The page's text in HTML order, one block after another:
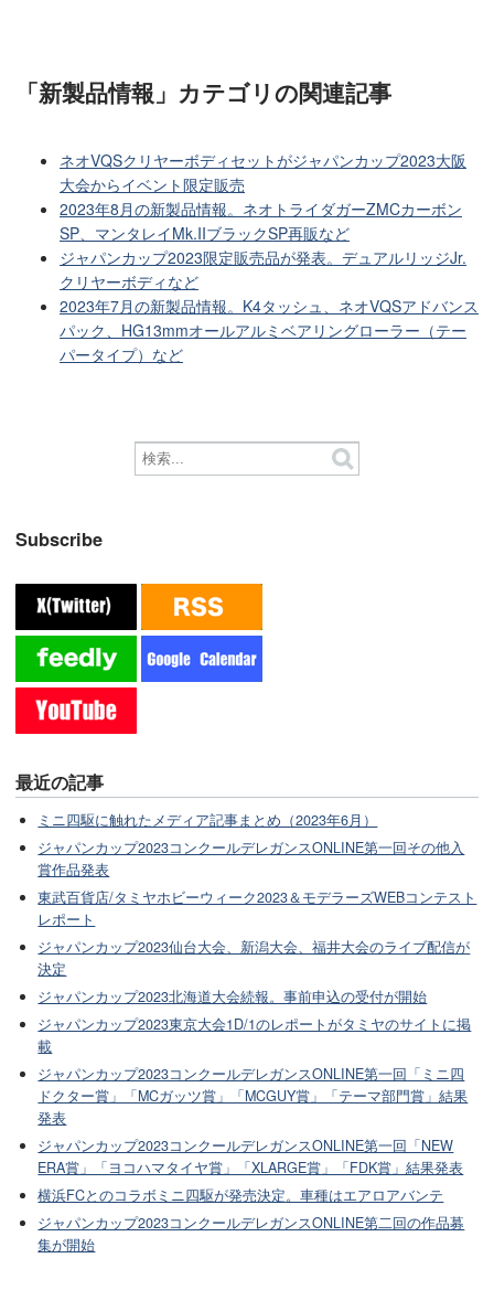
「新製品情報」カテゴリの関連記事
ネオVQSクリヤーボディセットがジャパンカップ2023大阪
大会からイベント限定販売
2023年8月の新製品情報。ネオトライダガーZMCカーボン
SP、マンタレイMk.IIブラックSP再販など
ジャパンカップ2023限定販売品が発表。デュアルリッジJr.
クリヤーボディなど
2023年7月の新製品情報。K4タッシュ、ネオVQSアドバンス
パック、HG13mmオールアルミベアリングローラー（テー
パータイプ）など
Subscribe
最近の記事
ミニ四駆に触れたメディア記事まとめ（2023年6月）
ジャパンカップ2023コンクールデレガンスONLINE第一回その他入
賞作品発表
東武百貨店/タミヤホビーウィーク2023＆モデラーズWEBコンテスト
レポート
ジャパンカップ2023仙台大会、新潟大会、福井大会のライブ配信が
決定
ジャパンカップ2023北海道大会続報。事前申込の受付が開始
ジャパンカップ2023東京大会1D/1のレポートがタミヤのサイトに掲
載
ジャパンカップ2023コンクールデレガンスONLINE第一回「ミニ四
ドクター賞」「MCガッツ賞」「MCGUY賞」「テーマ部門賞」結果
発表
ジャパンカップ2023コンクールデレガンスONLINE第一回「NEW
ERA賞」「ヨコハマタイヤ賞」「XLARGE賞」「FDK賞」結果発表
横浜FCとのコラボミニ四駆が発売決定。車種はエアロアバンテ
ジャパンカップ2023コンクールデレガンスONLINE第二回の作品募
集が開始